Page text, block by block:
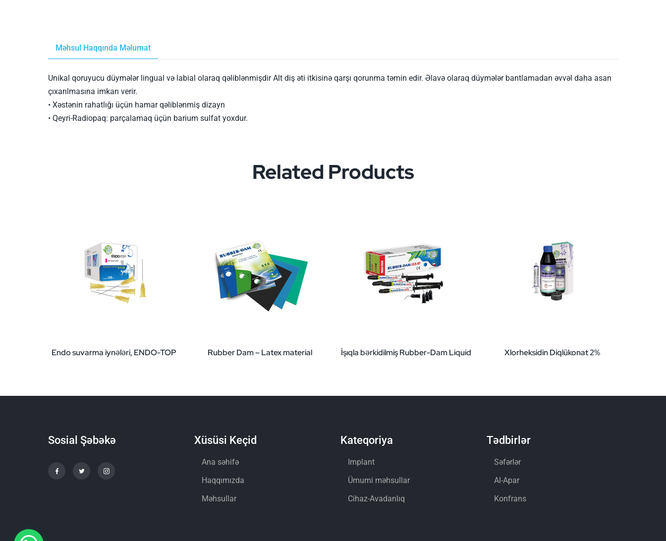
Məhsul Haqqında Məlumat
Unikal qoruyucu düymələr lingual və labial olaraq qəliblənmişdir Alt diş əti itkisinə qarşı qorunma təmin edir. Əlavə olaraq düymələr bantlamadan əvvəl daha asan
çıxarılmasına imkan verir.
• Xəstənin rahatlığı üçün hamar qəliblənmiş dizayn
• Qeyri-Radiopaq: parçalamaq üçün barium sulfat yoxdur.
Related Products
Endo suvarma iynələri, ENDO-TOP Rubber Dam – Latex material İşıqla bərkidilmiş Rubber-Dam Liquid Xlorheksidin Diqlükonat 2%
Sosial Şəbəkə Xüsüsi Keçid
Ana səhifə
Haqqımızda
Məhsullar
Kateqoriya
Implant
Ümumi məhsullar
Cihaz-Avadanlıq
Tədbirlər
Səfərlər
Al-Apar
Konfrans